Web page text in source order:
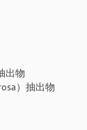
出物
）抽出物